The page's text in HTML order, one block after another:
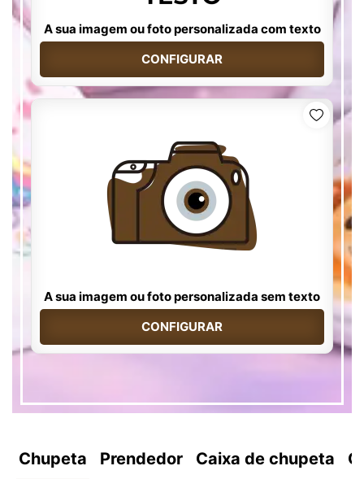
A sua imagem ou foto personalizada com texto
CONFIGURAR
A sua imagem ou foto personalizada sem texto
CONFIGURAR
Chupeta Prendedor Caixa de chupeta